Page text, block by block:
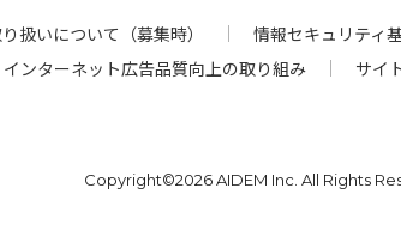
扱いについて（募集時） 情報セキュリティ
インターネット広告品質向上の取り組み
サイ
Copyright©2026 AIDEM Inc. All Rights